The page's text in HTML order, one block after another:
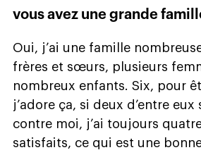
vous avez une grande
Oui, j’ai une famille
frères et sœurs, plusieurs
nombreux enfants. Six, pour
j’adore ça, si deux d’entre
contre moi, j’ai toujours
satisfaits, ce qui est une